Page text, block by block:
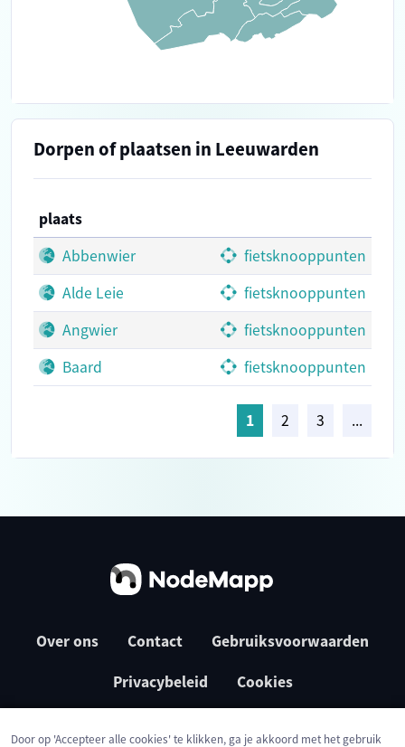
Dorpen of plaatsen in Leeuwarden
plaats
Abbenwier
fietsknooppunten
Alde Leie
fietsknooppunten
Angwier
fietsknooppunten
Baard
fietsknooppunten
1 2 3 ...
Over ons Contact Gebruiksvoorwaarden
Privacybeleid Cookies
Door op 'Accepteer alle cookies' te klikken, ga je akkoord met het gebruik